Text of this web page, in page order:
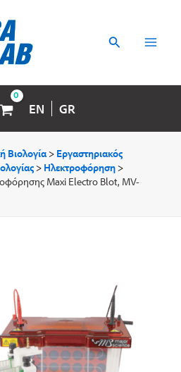
Αναζήτηση
EN GR
Βιολογία> Εργαστηριακός
> Ηλεκτροφόρηση>
Maxi Electro Blot, MV-